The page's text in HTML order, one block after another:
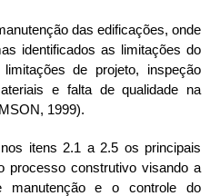
das edificações, onde
identificados as limitações do
de projeto, inspeção
e falta de qualidade na
1999).
itens 2.1 a 2.5 os principais
processo construtivo visando a
manutenção e o controle do